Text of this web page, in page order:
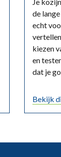
de
echt
kiezen
en
dat je
Bekijk